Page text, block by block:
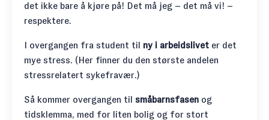
det ikke bare å kjøre på! Det må jeg – det må vi! –
respektere.
I overgangen fra student til ny i arbeidslivet er det
mye stress. (Her finner du den største andelen
stressrelatert sykefravær.)
Så kommer overgangen til småbarnsfasen og
tidsklemma, med for liten bolig og for stort